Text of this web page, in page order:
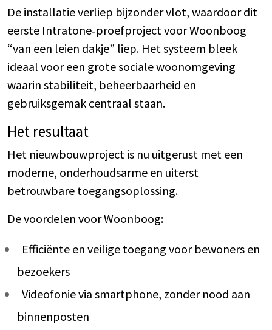
De installatie verliep bijzonder vlot, waardoor dit
eerste Intratone‑proefproject voor Woonboog
“van een leien dakje” liep. Het systeem bleek
ideaal voor een grote sociale woonomgeving
waarin stabiliteit, beheerbaarheid en
gebruiksgemak centraal staan.
Het resultaat
Het nieuwbouwproject is nu uitgerust met een
moderne, onderhoudsarme en uiterst
betrouwbare toegangsoplossing.
De voordelen voor Woonboog:
Efficiënte en veilige toegang voor bewoners en
bezoekers
Videofonie via smartphone, zonder nood aan
binnenposten